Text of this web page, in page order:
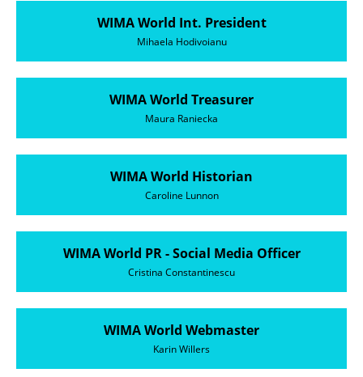
WIMA World Int. President
Mihaela Hodivoianu
WIMA World Treasurer
Maura Raniecka
WIMA World Historian
Caroline Lunnon
WIMA World PR - Social Media Officer
Cristina Constantinescu
WIMA World Webmaster
Karin Willers